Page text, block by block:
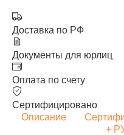
Доставка по РФ
Документы для юрлиц
Оплата по счету
Сертифицировано
Описание
+